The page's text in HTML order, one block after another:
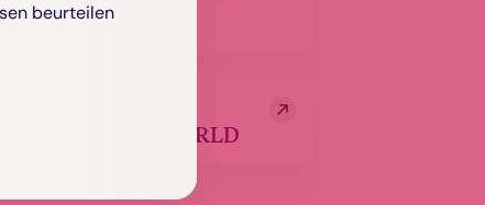
METAWORLD
beurteilen